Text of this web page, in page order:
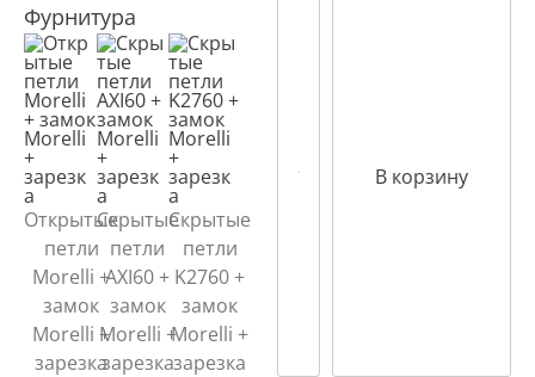
Фурнитура
Открытые
петли
Morelli +
замок
Morelli +
зарезка
Скрытые
петли
AXI60 +
замок
Morelli +
зарезка
Скрытые
петли
K2760 +
замок
Morelli +
зарезка
В корзину